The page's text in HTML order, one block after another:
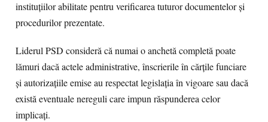
instituțiilor abilitate pentru verificarea tuturor documentelor și
procedurilor prezentate.
Liderul PSD consideră că numai o anchetă completă poate
lămuri dacă actele administrative, înscrierile în cărțile funciare
și autorizațiile emise au respectat legislația în vigoare sau dacă
există eventuale nereguli care impun răspunderea celor
implicați.